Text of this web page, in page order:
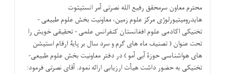
محترم معاون سرمحقق رفیع الله نصرتی آمر انستیتوت
هایدرومیتیورلوژی مرکز علوم زمین، معاونیت بخش علوم طبیعی -
تخنیکی اکادمی علوم افغانستان کنفرانس علمی - تحقیقی خویش را
تحت عنوان ( تصنیف ماه های گرم و سرد سال بر پایۀ ارقام استیشن
های هواشناسی حوزۀ آبی آمو ) در دفتر معاونیت بخش علوم طبیعی-
تخنیکی به حضور داشت هیأت ارزیابی ارائه نمود. آقای نصرتی فرمود: